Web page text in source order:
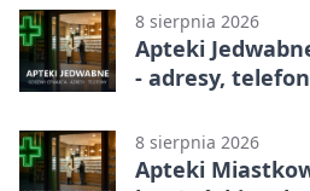
8 sierpnia 2026
Apteki
- adresy,
8 sierpnia 2026
Apteki